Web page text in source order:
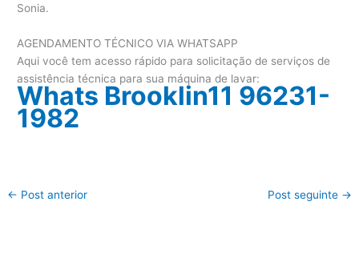
Sonia.
AGENDAMENTO TÉCNICO VIA WHATSAPP
Aqui você tem acesso rápido para solicitação de serviços de
assistência técnica para sua máquina de lavar:
Whats Brooklin11 96231-
1982
← Post anterior Post seguinte →